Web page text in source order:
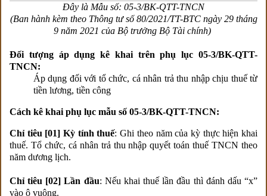
Đây là Mẫu số: 05-3/BK-QTT-TNCN
(Ban hành kèm theo Thông tư số 80/2021/TT-BTC ngày 29 tháng
9 năm 2021 của Bộ trưởng Bộ Tài chính)
Đối tượng áp dụng kê khai trên phụ lục 05-3/BK-QTT-
TNCN:
Áp dụng đối với tổ chức, cá nhân trả thu nhập chịu thuế từ
tiền lương, tiền công
Cách kê khai phụ lục mẫu số 05-3/BK-QTT-TNCN:
Chỉ tiêu [01] Kỳ tính thuế: Ghi theo năm của kỳ thực hiện khai
thuế. Tổ chức, cá nhân trả thu nhập quyết toán thuế TNCN theo
năm dương lịch.
Chỉ tiêu [02] Lần đầu: Nếu khai thuế lần đầu thì đánh dấu “x”
vào ô vuông.